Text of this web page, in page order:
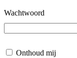
Wachtwoord
Onthoud mij